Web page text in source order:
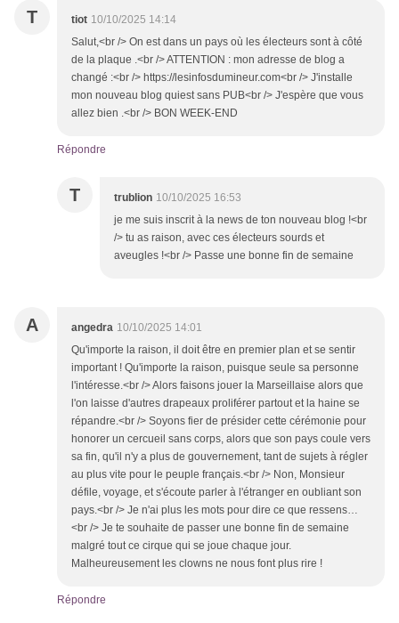
T tiot 10/10/2025 14:14
Salut,<br /> On est dans un pays où les électeurs sont à côté
de la plaque .<br /> ATTENTION : mon adresse de blog a
changé :<br /> https://lesinfosdumineur.com<br /> J'installe
mon nouveau blog quiest sans PUB<br /> J'espère que vous
allez bien .<br /> BON WEEK-END
Répondre
T trublion 10/10/2025 16:53
je me suis inscrit à la news de ton nouveau blog !<br
/> tu as raison, avec ces électeurs sourds et
aveugles !<br /> Passe une bonne fin de semaine
A angedra 10/10/2025 14:01
Qu'importe la raison, il doit être en premier plan et se sentir
important ! Qu'importe la raison, puisque seule sa personne
l'intéresse.<br /> Alors faisons jouer la Marseillaise alors que
l'on laisse d'autres drapeaux proliférer partout et la haine se
répandre.<br /> Soyons fier de présider cette cérémonie pour
honorer un cercueil sans corps, alors que son pays coule vers
sa fin, qu'il n'y a plus de gouvernement, tant de sujets à régler
au plus vite pour le peuple français.<br /> Non, Monsieur
défile, voyage, et s'écoute parler à l'étranger en oubliant son
pays.<br /> Je n'ai plus les mots pour dire ce que ressens…
<br /> Je te souhaite de passer une bonne fin de semaine
malgré tout ce cirque qui se joue chaque jour.
Malheureusement les clowns ne nous font plus rire !
Répondre